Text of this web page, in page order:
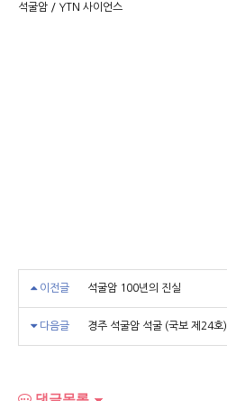
석굴암 / YTN 사이언스
이전글 석굴암 100년의 진실
다음글 경주 석굴암 석굴 (국보 제24호)